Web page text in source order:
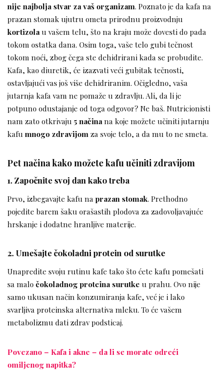
nije najbolja stvar za vaš organizam. Poznato je da kafa na
prazan stomak ujutru ometa prirodnu proizvodnju
kortizolau vašem telu, što na kraju može dovesti do pada
tokom ostatka dana. Osim toga, vaše telo gubi tečnost
tokom noći, zbog čega ste dehidrirani kada se probudite.
Kafa, kao diuretik, će izazvati veći gubitak tečnosti,
ostavljajući vas još više dehidriranim. Očigledno, vaša
jutarnja kafa vam ne pomaže u zdravlju. Ali, da li je
potpuno odustajanje od toga odgovor? Ne baš. Nutricionisti
nam zato otkrivaju 5 načinana koje možete učiniti jutarnju
kafu mnogo zdravijom za svoje telo, a da mu to ne smeta.
Pet načina kako možete kafu učiniti zdravijom
1. Započnite svoj dan kako treba
Prvo, izbegavajte kafu na prazan stomak. Prethodno
pojedite barem šaku orašastih plodova za zadovoljavajuće
hrskanje i dodatne hranljive materije.
2. Umešajte čokoladni protein od surutke
Unapredite svoju rutinu kafe tako što ćete kafu pomešati
sa maločokoladnog proteina surutke u prahu. Ovo nije
samo ukusan način konzumiranja kafe, već je i lako
svarljiva proteinska alternativa mleku. To će vašem
metabolizmu dati zdrav podsticaj.
Povezano – Kafa i akne – da li se morate odreći
omiljenog napitka?